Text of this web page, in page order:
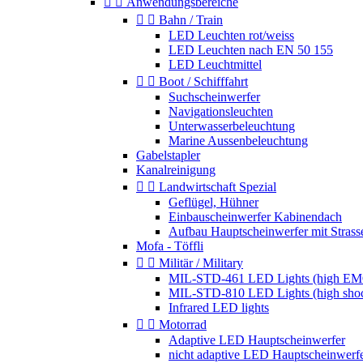
  Bahn / Train
LED Leuchten rot/weiss
LED Leuchten nach EN 50 155
LED Leuchtmittel
  Boot / Schifffahrt
Suchscheinwerfer
Navigationsleuchten
Unterwasserbeleuchtung
Marine Aussenbeleuchtung
Gabelstapler
Kanalreinigung
  Landwirtschaft Spezial
Geflügel, Hühner
Einbauscheinwerfer Kabinendach
Aufbau Hauptscheinwerfer mit
Mofa - Töffli
  Militär / Military
MIL-STD-461 LED Lights (high
MIL-STD-810 LED Lights (high
Infrared LED lights
  Motorrad
Adaptive LED Hauptscheinwerfer
nicht adaptive LED